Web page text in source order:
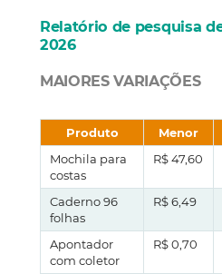
Relatório de pesquisa
2026
MAIORES VARIAÇÕES
Produto Menor
Mochila para
costas
R$ 47,60
Caderno 96
folhas
R$ 6,49
Apontador
com coletor
R$ 0,70